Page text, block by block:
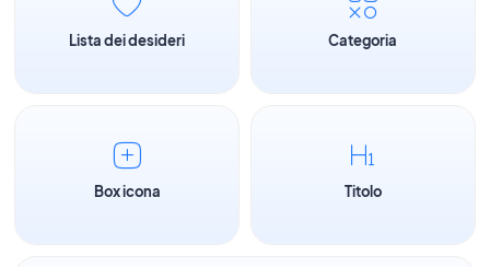
Lista dei desideri Categoria
Box icona Titolo